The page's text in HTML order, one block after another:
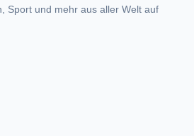
Sport und mehr aus aller Welt auf